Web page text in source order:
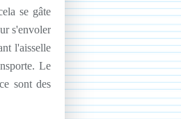
se gâte
s'envoler
l'aisselle
Le
sont des